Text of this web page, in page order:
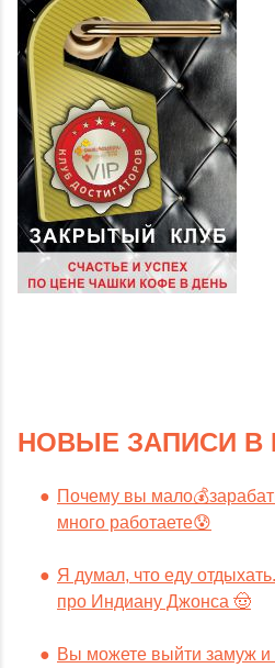
НОВЫЕ ЗАПИСИ В
Почему вы
много работаете😰
Я думал, что еду
про Индиану Джонса 🤠
Вы можете выйти замуж и